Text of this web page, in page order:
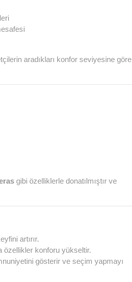
aradıkları konfor seviyesine göre
gibi özelliklerle donatılmıştır ve
artırır.
özellikler konforu yükseltir.
gösterir ve seçim yapmayı